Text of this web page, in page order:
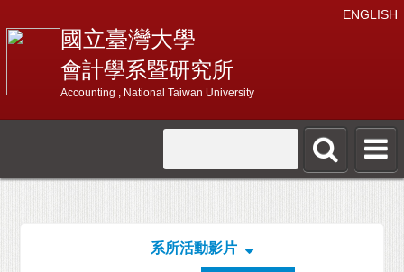
ENGLISH
國立臺灣大學
會計學系暨研究所
Accounting , National Taiwan University
系所活動影片